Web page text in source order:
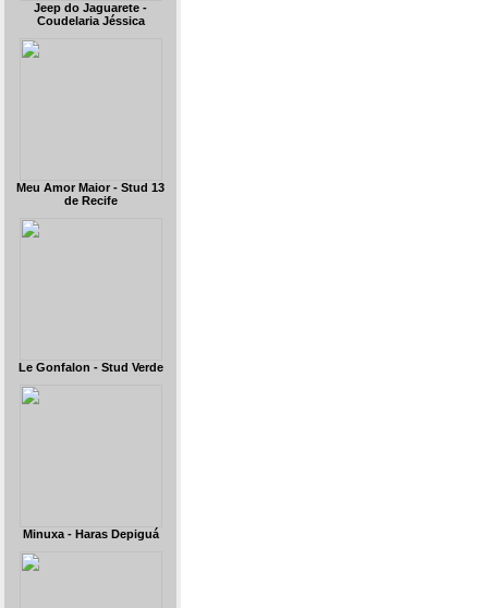
Jeep do Jaguarete -
Coudelaria Jéssica
Meu Amor Maior - Stud 13
de Recife
Le Gonfalon - Stud Verde
Minuxa - Haras Depiguá